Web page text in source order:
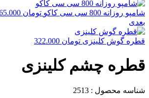
شامپو روزانه 800 سی سی کاکو تومان
بعدی
قطره گوش کلینزی تومان
قطره چشم کلینزی
شناسه محصول : 2513